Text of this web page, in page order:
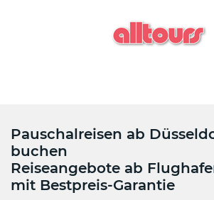
Pauschalreisen ab
buchen
Reiseangebote ab
mit Bestpreis-Garantie